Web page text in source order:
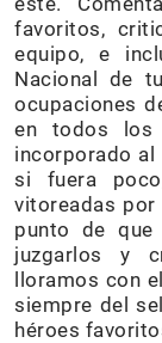
favoritos,
equipo, e
Nacional de
ocupaciones
en todos los
incorporado al
si fuera
vitoreadas por
punto de
juzgarlos y
lloramos con
siempre del
héroes